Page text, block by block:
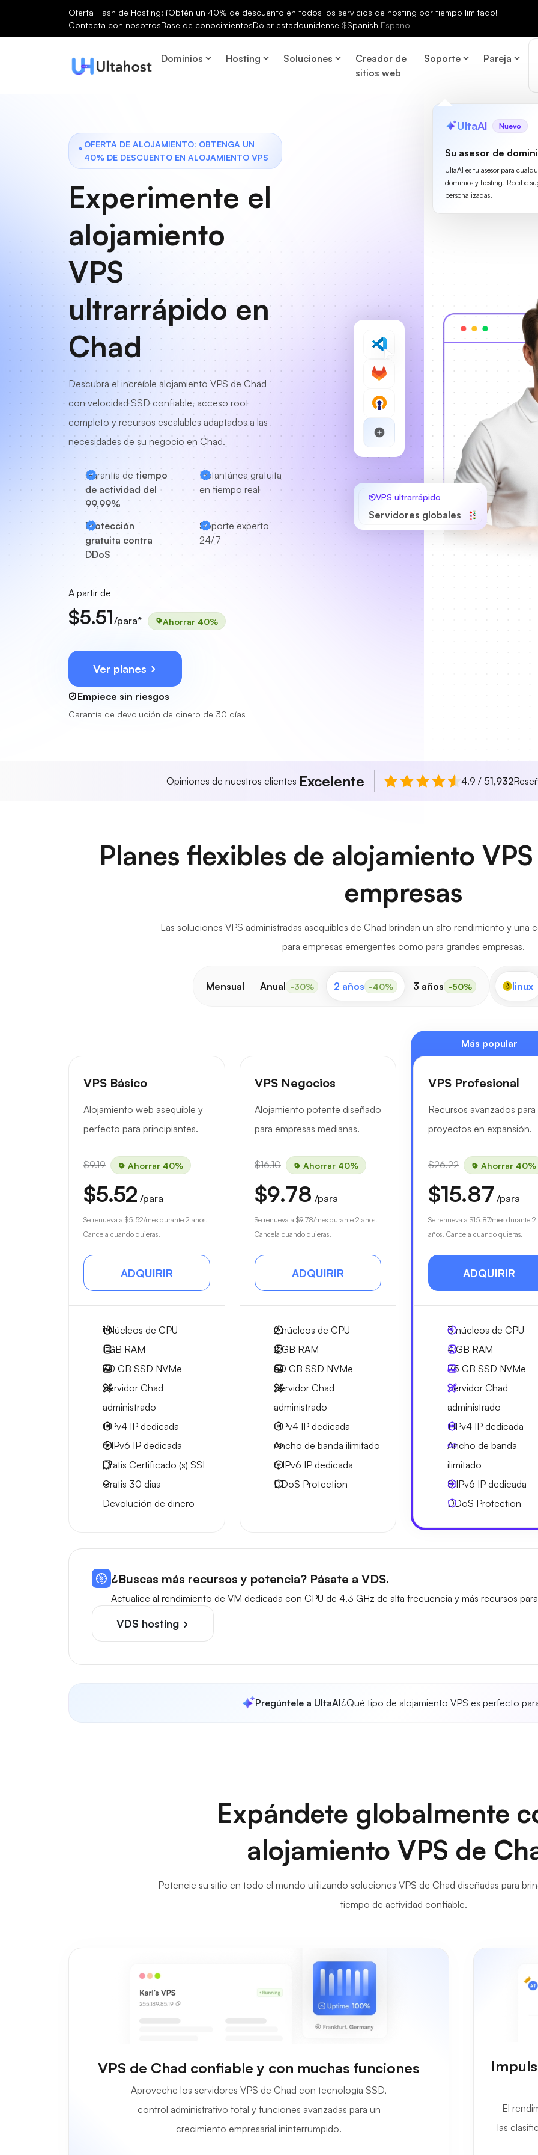
Oferta Flash de Hosting: ¡Obtén un 40% de descuento en todos los servicios de hosting por tiempo limitado!
Contacta con nosotrosBase de conocimientosDólar estadounidense $Spanish Español
Dominios Hosting Soluciones
Creador de
sitios web
Soporte Pareja
UltaAI Nuevo
Su asesor de
UltaAI es tu asesor para
dominios y hosting. Recibe
personalizadas.
OFERTA DE ALOJAMIENTO: OBTENGA UN
40% DE DESCUENTO EN ALOJAMIENTO VPS
Experimente el
alojamiento
VPS
ultrarrápido en
Chad
Descubra el increíble alojamiento VPS de Chad
con velocidad SSD confiable, acceso root
completo y recursos escalables adaptados a las
necesidades de su negocio en Chad.
Garantía de tiempo
de actividad del
99,99%
Instantánea gratuita
en tiempo real
Protección
gratuita contra
DDoS
Soporte experto
24/7
A partir de
$5.51/para* Ahorrar 40%
Ver planes
Empiece sin riesgos
Garantía de devolución de dinero de 30 días
VPS ultrarrápido
Servidores globales
Opiniones de nuestros clientes Excelente 4.9 / 51,932
Planes flexibles de alojamiento
empresas
Las soluciones VPS administradas asequibles de Chad brindan un alto rendimiento y una
para empresas emergentes como para grandes empresas.
Mensual Anual -30% 2 años -40% 3 años -50% linux
VPS Básico
Alojamiento web asequible y
perfecto para principiantes.
$9.19 Ahorrar 40%
$5.52 /para
Se renueva a $5.52/mes durante 2 años.
Cancela cuando quieras.
ADQUIRIR
1Núcleos de CPU
1 GB RAM
30 GB SSD NVMe
Servidor Chad
administrado
1 IPv4 IP dedicada
4 IPv6 IP dedicada
Gratis Certificado (s) SSL
Gratis 30 dias
Devolución de dinero
VPS Negocios
Alojamiento potente diseñado
para empresas medianas.
$16.10 Ahorrar 40%
$9.78 /para
Se renueva a $9.78/mes durante 2 años.
Cancela cuando quieras.
ADQUIRIR
2núcleos de CPU
2 GB RAM
50 GB SSD NVMe
Servidor Chad
administrado
1 IPv4 IP dedicada
Ancho de banda ilimitado
6 IPv6 IP dedicada
DDoS Protection
Más popular
VPS Profesional
Recursos avanzados para
proyectos en expansión.
$26.22 Ahorrar 40%
$15.87 /para
Se renueva a $15.87/mes durante 2
años. Cancela cuando quieras.
ADQUIRIR
3núcleos de CPU
4 GB RAM
75 GB SSD NVMe
Servidor Chad
administrado
1 IPv4 IP dedicada
Ancho de banda
ilimitado
8 IPv6 IP dedicada
DDoS Protection
¿Buscas más recursos y potencia? Pásate a VDS.
Actualice al rendimiento de VM dedicada con CPU de 4,3 GHz de alta frecuencia y más recursos
VDS hosting
Pregúntele a UltaAI¿Qué tipo de alojamiento VPS es perfecto
Expándete globalmente
alojamiento VPS de
Potencie su sitio en todo el mundo utilizando soluciones VPS de Chad diseñadas para
tiempo de actividad confiable.
VPS de Chad confiable y con muchas funciones
Aproveche los servidores VPS de Chad con tecnología SSD,
control administrativo total y funciones avanzadas para un
crecimiento empresarial ininterrumpido.
El
las